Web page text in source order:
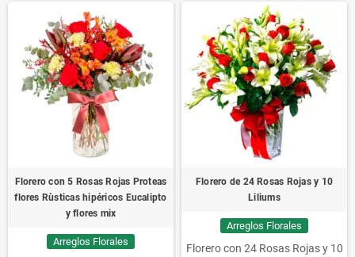
Florero con 5 Rosas Rojas Proteas
flores Rùsticas hipéricos Eucalipto
y flores mix
Arreglos Florales
Florero de 24 Rosas Rojas y 10
Liliums
Arreglos Florales
Florero con 24 Rosas Rojas y 10